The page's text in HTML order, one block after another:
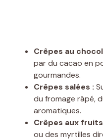
Crêpes au
par du cacao en
gourmandes.
Crêpes salées :
du fromage râpé,
aromatiques.
Crêpes aux
ou des myrtilles